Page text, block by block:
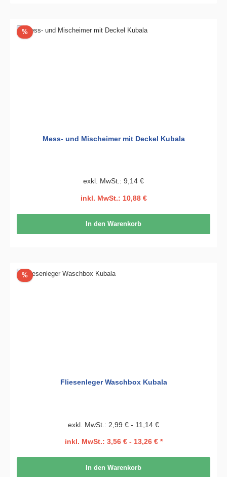
%Rabatt
Mess- und Mischeimer mit Deckel Kubala
exkl. MwSt.: 9,14 €
inkl. MwSt.: 10,88 €
In den Warenkorb
%Rabatt
Fliesenleger Waschbox Kubala
exkl. MwSt.: 2,99 € - 11,14 €
inkl. MwSt.: 3,56 € - 13,26 € *
In den Warenkorb